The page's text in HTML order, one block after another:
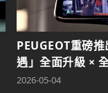
PEUGEOT重磅
遇」全面升級 ×
進階！
2026-05-04